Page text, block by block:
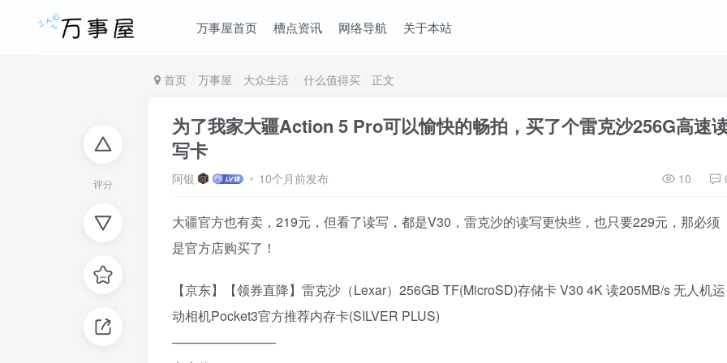
万事屋首页 槽点资讯 网络导航 关于本站
评分
首页 万事屋 大众生活 什么值得买 正文
为了我家大疆Action 5 Pro可以愉快的畅拍，买了个雷克沙256G高速
写卡
阿银 10个月前发布 10
大疆官方也有卖，219元，但看了读写，都是V30，雷克沙的读写更快些，也只要229元，那必须
是官方店购买了！
【京东】【领券直降】雷克沙（Lexar）256GB TF(MicroSD)存储卡 V30 4K 读205MB/s 无人机运
动相机Pocket3官方推荐内存卡(SILVER PLUS)
————————